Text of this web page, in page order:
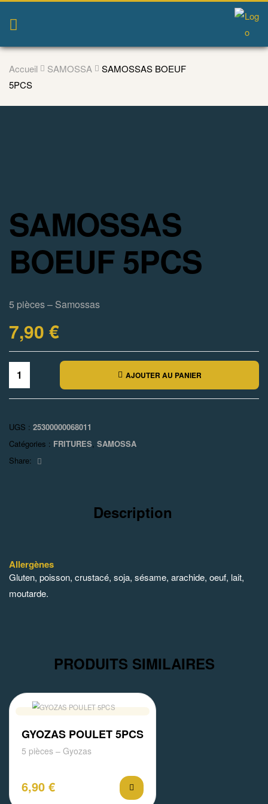
Accueil SAMOSSA
SAMOSSAS BOEUF
5PCS
SAMOSSAS
BOEUF 5PCS
5 pièces – Samossas
7,90 €
AJOUTER AU PANIER
UGS : 25300000068011
Catégories : FRITURES, SAMOSSA
Share:
Description
Allergènes
Gluten, poisson, crustacé, soja, sésame, arachide, oeuf, lait,
moutarde.
PRODUITS SIMILAIRES
GYOZAS POULET 5PCS
5 pièces – Gyozas
6,90 €